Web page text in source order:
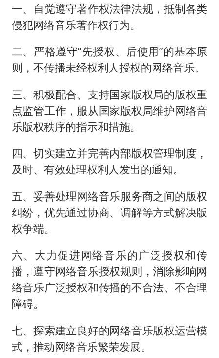
一、自觉遵守著作权法律法规，抵制各类
侵犯网络音乐著作权行为。
二、严格遵守“先授权、后使用”的基本原
则，不传播未经权利人授权的网络音乐。
三、积极配合、支持国家版权局的版权重
点监管工作，服从国家版权局维护网络音
乐版权秩序的指示和措施。
四、切实建立并完善内部版权管理制度，
及时、有效处理权利人发出的通知。
五、妥善处理网络音乐服务商之间的版权
纠纷，优先通过协商、调解等方式解决版
权争端。
六、大力促进网络音乐的广泛授权和传
播，遵守网络音乐授权规则，消除影响网
络音乐广泛授权和传播的不合法、不合理
障碍。
七、探索建立良好的网络音乐版权运营模
式，推动网络音乐繁荣发展。